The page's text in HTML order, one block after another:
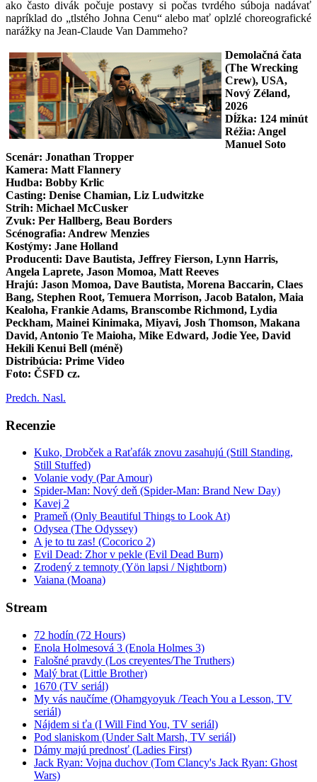
ako často divák počuje postavy si počas tvrdého súboja nadávať
napríklad do „tlstého Johna Cenu“ alebo mať oplzlé choreografické
narážky na Jean-Claude Van Dammeho?
Demolačná čata
(The Wrecking
Crew), USA,
Nový Zéland,
2026
Dĺžka: 124 minút
Réžia: Angel
Manuel Soto
Scenár: Jonathan Tropper
Kamera: Matt Flannery
Hudba: Bobby Krlic
Casting: Denise Chamian, Liz Ludwitzke
Strih: Michael McCusker
Zvuk: Per Hallberg, Beau Borders
Scénografia: Andrew Menzies
Kostýmy: Jane Holland
Producenti: Dave Bautista, Jeffrey Fierson, Lynn Harris,
Angela Laprete, Jason Momoa, Matt Reeves
Hrajú: Jason Momoa, Dave Bautista, Morena Baccarin, Claes
Bang, Stephen Root, Temuera Morrison, Jacob Batalon, Maia
Kealoha, Frankie Adams, Branscombe Richmond, Lydia
Peckham, Mainei Kinimaka, Miyavi, Josh Thomson, Makana
David, Antonio Te Maioha, Mike Edward, Jodie Yee, David
Hekili Kenui Bell (méně)
Distribúcia: Prime Video
Foto: ČSFD cz.
Predch. Nasl.
Recenzie
Kuko, Drobček a Raťafák znovu zasahujú (Still Standing,
Still Stuffed)
Volanie vody (Par Amour)
Spider-Man: Nový deň (Spider-Man: Brand New Day)
Kavej 2
Prameň (Only Beautiful Things to Look At)
Odysea (The Odyssey)
A je to tu zas! (Cocorico 2)
Evil Dead: Zhor v pekle (Evil Dead Burn)
Zrodený z temnoty (Yön lapsi / Nightborn)
Vaiana (Moana)
Stream
72 hodín (72 Hours)
Enola Holmesová 3 (Enola Holmes 3)
Falošné pravdy (Los creyentes/The Truthers)
Malý brat (Little Brother)
1670 (TV seriál)
My vás naučíme (Ohamgyoyuk /Teach You a Lesson, TV
seriál)
Nájdem si ťa (I Will Find You, TV seriál)
Pod slaniskom (Under Salt Marsh, TV seriál)
Dámy majú prednosť (Ladies First)
Jack Ryan: Vojna duchov (Tom Clancy's Jack Ryan: Ghost
Wars)